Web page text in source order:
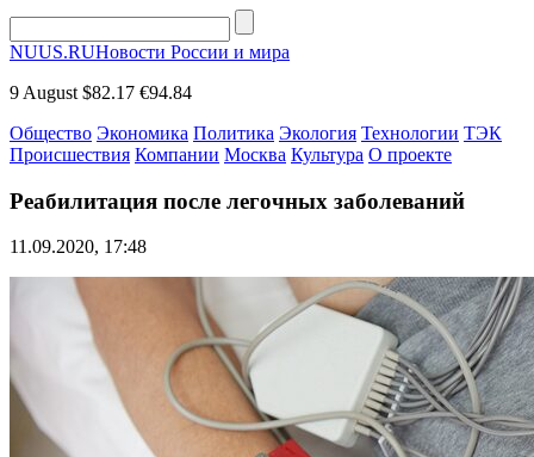
NUUS.RUНовости России и мира
9 August $82.17 €94.84
Общество Экономика Политика Экология Технологии ТЭК
Происшествия Компании Москва Культура О проекте
Реабилитация после легочных заболеваний
11.09.2020, 17:48